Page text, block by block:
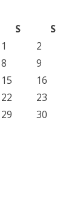
S
S
1
2
8
9
15
16
22
23
29
30